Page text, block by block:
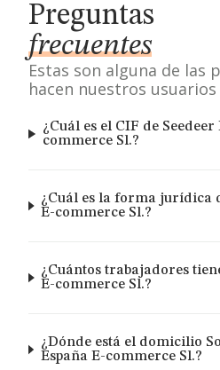
Preguntas
frecuentes
Estas son alguna de las
hacen nuestros usuarios
¿Cuál es el CIF de Seedeer
commerce Sl.?
¿Cuál es la forma jurídica
E-commerce Sl.?
¿Cuántos trabajadores
E-commerce Sl.?
¿Dónde está el domicilio
España E-commerce Sl.?